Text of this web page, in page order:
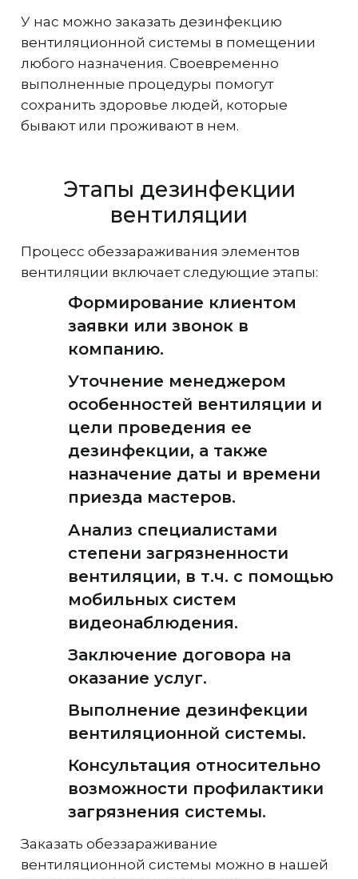
У нас можно заказать дезинфекцию
вентиляционной системы в помещении
любого назначения. Своевременно
выполненные процедуры помогут
сохранить здоровье людей, которые
бывают или проживают в нем.
Этапы дезинфекции
вентиляции
Процесс обеззараживания элементов
вентиляции включает следующие этапы:
Формирование клиентом
заявки или звонок в
компанию.
Уточнение менеджером
особенностей вентиляции и
цели проведения ее
дезинфекции, а также
назначение даты и времени
приезда мастеров.
Анализ специалистами
степени загрязненности
вентиляции, в т.ч. с помощью
мобильных систем
видеонаблюдения.
Заключение договора на
оказание услуг.
Выполнение дезинфекции
вентиляционной системы.
Консультация относительно
возможности профилактики
загрязнения системы.
Заказать обеззараживание
вентиляционной системы можно в нашей